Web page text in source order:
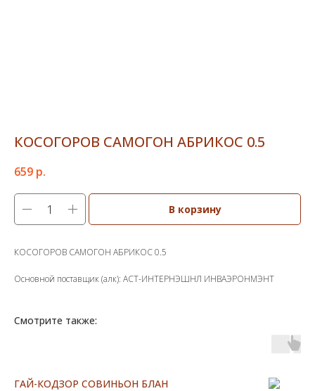
КОСОГОРОВ САМОГОН АБРИКОС 0.5
659 р.
В корзину
КОСОГОРОВ САМОГОН АБРИКОС 0.5
Основной поставщик (алк): АСТ-ИНТЕРНЭШНЛ ИНВАЭРОНМЭНТ
Смотрите также:
ГАЙ-КОДЗОР СОВИНЬОН БЛАН